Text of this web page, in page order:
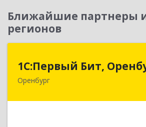
Ближайшие партнеры
регионов
1С:Первый Бит,
Оренбург
1С:Первый
460044, Оренбургская обл,